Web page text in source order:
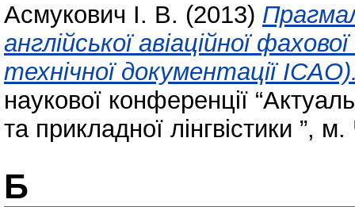
Асмукович І. В. (2013)
англійської авіаційної
технічної документації
наукової конференції
та прикладної лінгвістики ”,
Б